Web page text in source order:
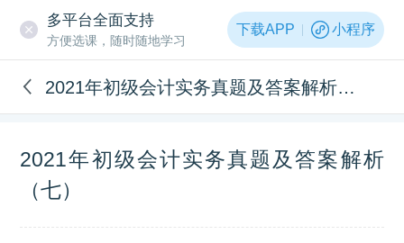
多平台全面支持
方便选课，随时随地学习
下载APP 小程序
2021年初级会计实务真题及答案解析（七）
2021年初级会计实务真题及答案解析
（七）